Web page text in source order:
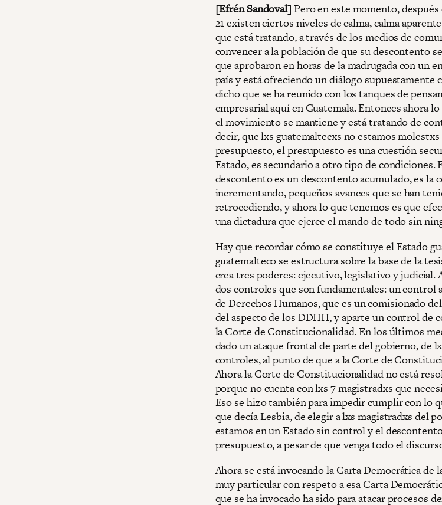
[Efrén Sandoval] Pero en este momento,
21 existen ciertos niveles de calma, calma
que está tratando, a través de los medios de
convencer a la población de que su descontento
que aprobaron en horas de la madrugada con un
país y está ofreciendo un diálogo supuestamente
dicho que se ha reunido con los tanques de
empresarial aquí en Guatemala. Entonces ahora
el movimiento se mantiene y está tratando de
decir, que lxs guatemaltecxs no estamos
presupuesto, el presupuesto es una cuestión
Estado, es secundario a otro tipo de condiciones.
descontento es un descontento acumulado, es la
incrementando, pequeños avances que se han
retrocediendo, y ahora lo que tenemos es que
una dictadura que ejerce el mando de todo sin
Hay que recordar cómo se constituye el Estado
guatemalteco se estructura sobre la base de la
crea tres poderes: ejecutivo, legislativo y judicial.
dos controles que son fundamentales: un control
de Derechos Humanos, que es un comisionado
del aspecto de los DDHH, y aparte un control de
la Corte de Constitucionalidad. En los últimos
dado un ataque frontal de parte del gobierno, de
controles, al punto de que a la Corte de
Ahora la Corte de Constitucionalidad no está
porque no cuenta con lxs 7 magistradxs que
Eso se hizo también para impedir cumplir con lo
que decía Lesbia, de elegir a lxs magistradxs del
estamos en un Estado sin control y el
presupuesto, a pesar de que venga todo el
Ahora se está invocando la Carta Democrática de
muy particular con respeto a esa Carta
que se ha invocado ha sido para atacar procesos